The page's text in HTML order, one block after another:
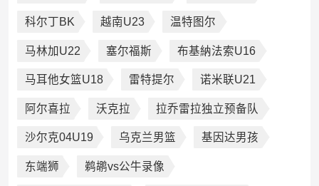
科尔丁BK 越南U23 温特图尔
马林加U22 塞尔福斯 布基納法索U16
马耳他女篮U18 雷特提尔 诺米联U21
阿尔喜拉 沃克拉 拉乔雷拉独立预备队
沙尔克04U19 乌克兰男篮 基因达男孩
东端狮 鹈鹕vs公牛录像